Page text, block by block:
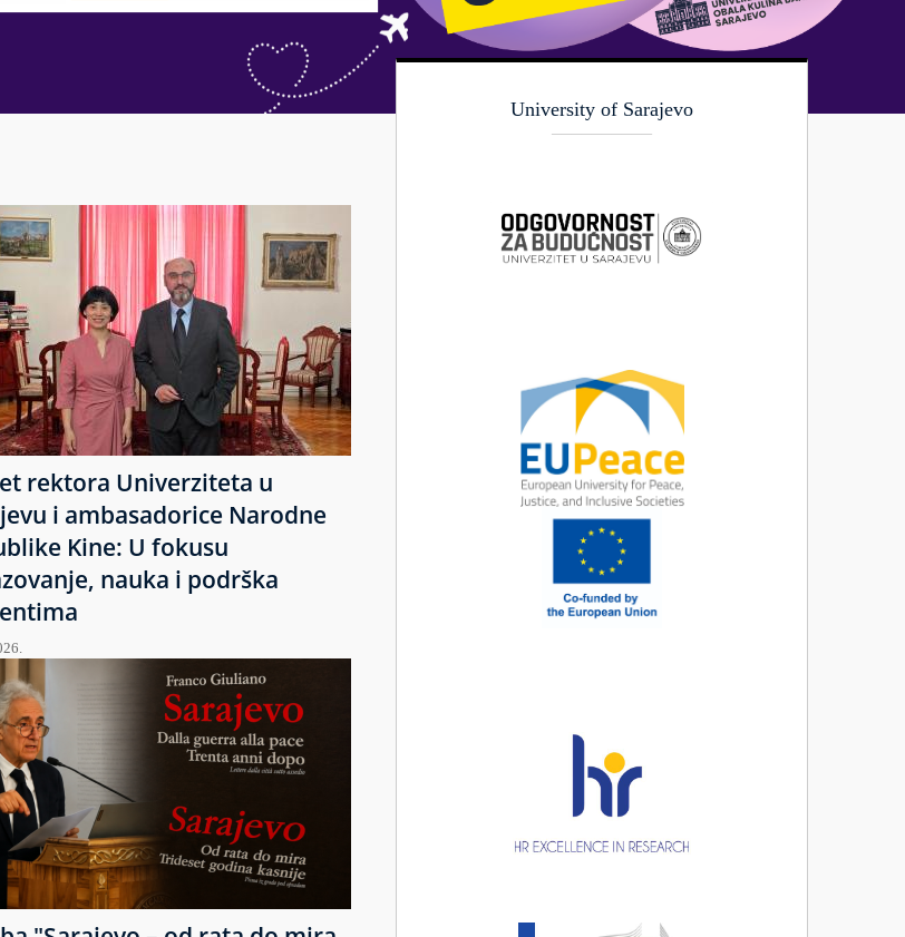
rektora Univerziteta u
i ambasadorice Narodne
Kine: U fokusu
nauka i podrška
University of Sarajevo